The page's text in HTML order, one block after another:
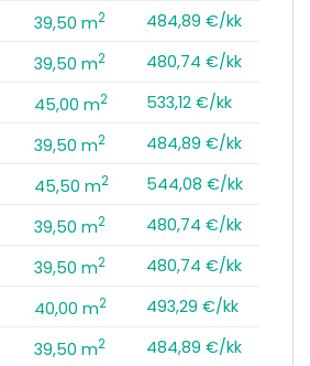
39,50 m2
484,89 €/kk
39,50 m2
480,74 €/kk
45,00 m2
533,12 €/kk
39,50 m2
484,89 €/kk
45,50 m2
544,08 €/kk
39,50 m2
480,74 €/kk
39,50 m2
480,74 €/kk
40,00 m2
493,29 €/kk
39,50 m2
484,89 €/kk